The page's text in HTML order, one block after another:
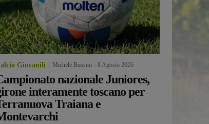
Giovanili Michele Bossini 8 Agosto 2026
nazionale Juniores,
interamente toscano per
Traiana e